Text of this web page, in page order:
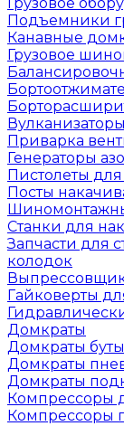
Подъемники
Канавные
Грузовое
Вулканизаторы
Приварка
Генераторы
Пистолеты
Посты
Станки для
Запчасти для
колодок
Гайковерты
Домкраты
Домкраты
Домкраты
Домкраты
Компрессоры
Компрессоры